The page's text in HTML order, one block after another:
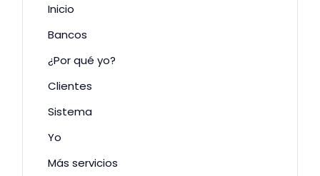
Inicio
Bancos
¿Por qué yo?
Clientes
Sistema
Yo
Más servicios